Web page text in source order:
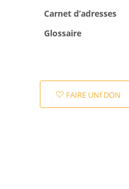
Carnet d’adresses
Glossaire
FAIRE UNf DON